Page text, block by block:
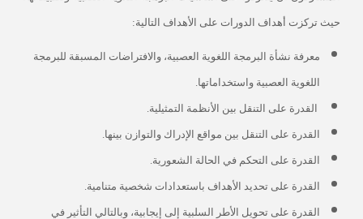
حيث تركزت أهداف الدورات على الأهداف التالية:
معرفة نشأة البرمجة اللغوية العصبية، والافتراضات المسبقة للبرمجة
اللغوية العصبية واستخداماتها.
القدرة على التنقل بين الأنظمة التمثيلية.
القدرة على التنقل بين مواقع الإدراك والتوازن بينها.
القدرة على التحكم في الحالة الشعورية.
القدرة على تحديد الأهداف باستعدادات شخصية متنامية.
القدرة على تحويل الأطر السلبية إلى إيجابية، وبالتالي التأثير في